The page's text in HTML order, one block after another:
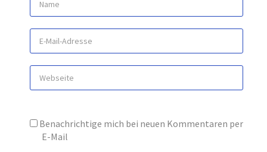
Benachrichtige mich bei neuen Kommentaren per
E-Mail